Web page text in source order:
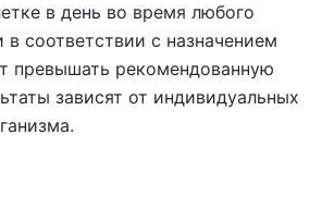
в день во время любого
соответствии с назначением
превышать рекомендованную
зависят от индивидуальных